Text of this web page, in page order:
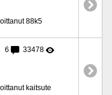
88k5
6 33478
kaitsute